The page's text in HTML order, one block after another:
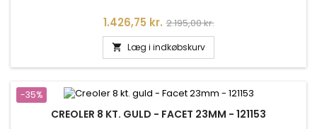
Pris
1.426,75 kr. Normalpris
2.195,00 kr.
 Læg i indkøbskurv
-35%
CREOLER 8 KT. GULD - FACET 23MM - 121153